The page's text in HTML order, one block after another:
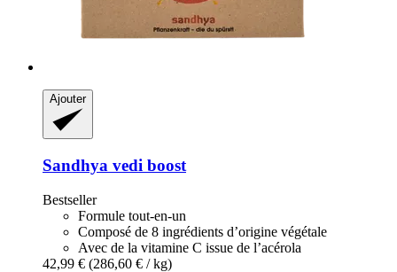
Ajouter
Sandhya vedi boost
Bestseller
Formule tout-en-un
Composé de 8 ingrédients d’origine végétale
Avec de la vitamine C issue de l’acérola
42,99 € (286,60 € / kg)